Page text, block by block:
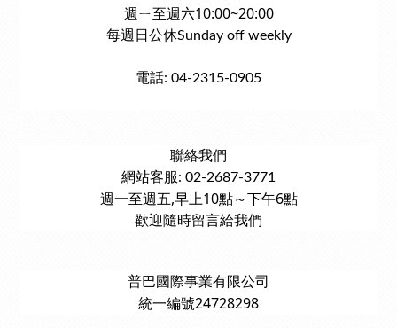
週ㄧ至週六10:00~20:00
每週日公休Sunday off weekly
電話: 04-2315-0905
聯絡我們
網站客服: 02-2687-3771
週一至週五,早上10點～下午6點
歡迎隨時留言給我們
普巴國際事業有限公司
統一編號24728298